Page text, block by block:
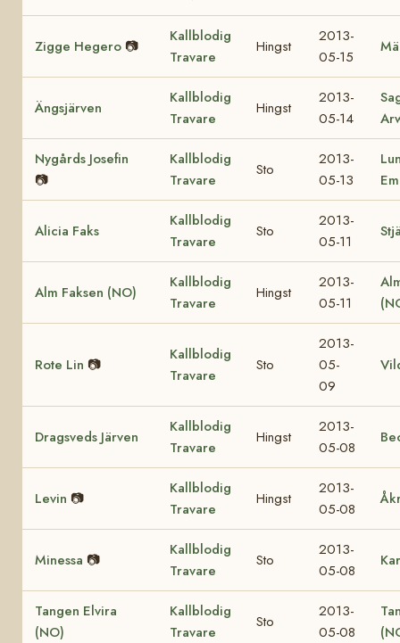
Zigge Hegero 📷
Kallblodig
Travare
Hingst
2013-
05-15
Ängsjärven
Kallblodig
Travare
Hingst
2013-
05-14
Nygårds Josefin
📷
Kallblodig
Travare
Sto
2013-
05-13
Alicia Faks
Kallblodig
Travare
Sto
2013-
05-11
Alm Faksen (NO)
Kallblodig
Travare
Hingst
2013-
05-11
Rote Lin 📷
Kallblodig
Travare
Sto
2013-
05-
09
Dragsveds Järven
Kallblodig
Travare
Hingst
2013-
05-08
Levin 📷
Kallblodig
Travare
Hingst
2013-
05-08
Minessa 📷
Kallblodig
Travare
Sto
2013-
05-08
Tangen Elvira
(NO)
Kallblodig
Travare
Sto
2013-
05-08